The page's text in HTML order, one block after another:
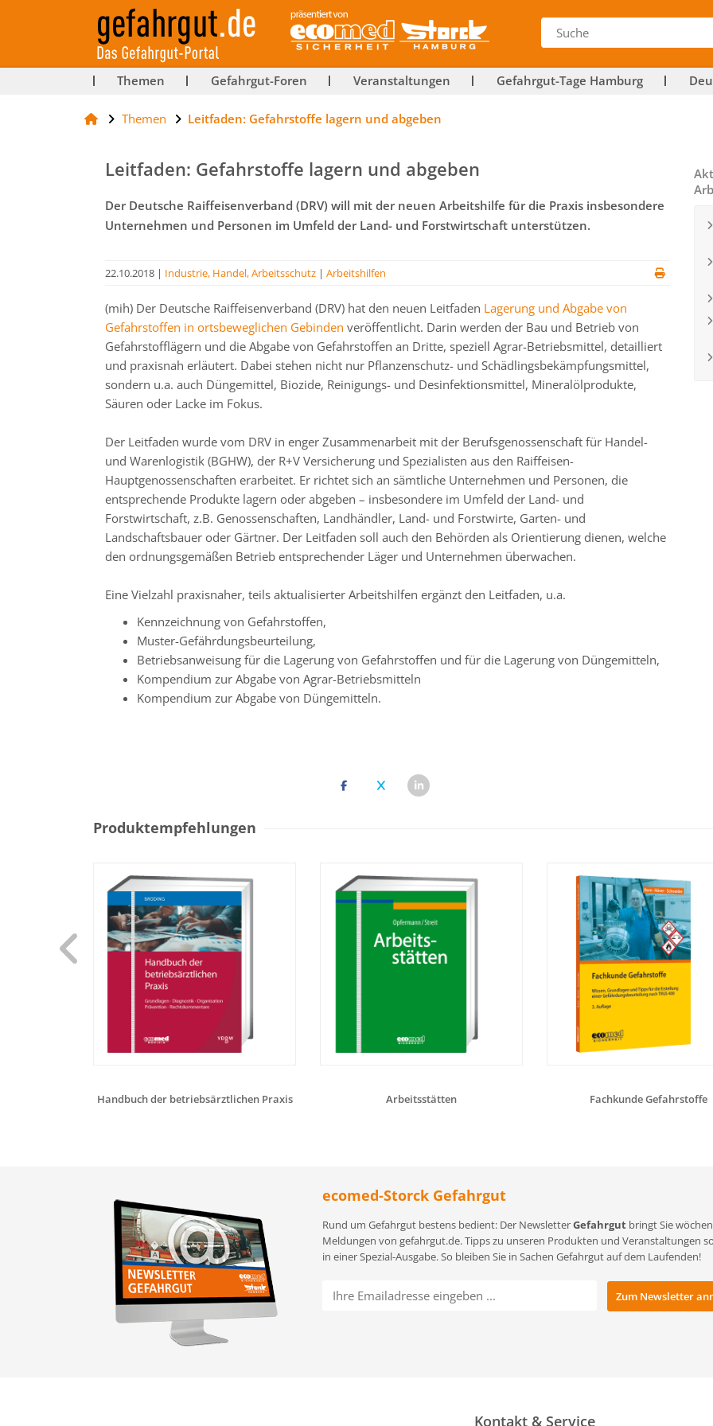
Themen Gefahrgut-Foren Veranstaltungen Gefahrgut-Tage Hamburg
Themen Leitfaden: Gefahrstoffe lagern und abgeben
Leitfaden: Gefahrstoffe lagern und abgeben
Der Deutsche Raiffeisenverband (DRV) will mit der neuen Arbeitshilfe für die Praxis insbesondere
Unternehmen und Personen im Umfeld der Land- und Forstwirtschaft unterstützen.
22.10.2018 | Industrie, Handel, Arbeitsschutz | Arbeitshilfen
(mih) Der Deutsche Raiffeisenverband (DRV) hat den neuen Leitfaden Lagerung und Abgabe von
Gefahrstoffen in ortsbeweglichen Gebinden veröffentlicht. Darin werden der Bau und Betrieb von
Gefahrstofflägern und die Abgabe von Gefahrstoffen an Dritte, speziell Agrar-Betriebsmittel, detailliert
und praxisnah erläutert. Dabei stehen nicht nur Pflanzenschutz- und Schädlingsbekämpfungsmittel,
sondern u.a. auch Düngemittel, Biozide, Reinigungs- und Desinfektionsmittel, Mineralölprodukte,
Säuren oder Lacke im Fokus.
Der Leitfaden wurde vom DRV in enger Zusammenarbeit mit der Berufsgenossenschaft für Handel-
und Warenlogistik (BGHW), der R+V Versicherung und Spezialisten aus den Raiffeisen-
Hauptgenossenschaften erarbeitet. Er richtet sich an sämtliche Unternehmen und Personen, die
entsprechende Produkte lagern oder abgeben – insbesondere im Umfeld der Land- und
Forstwirtschaft, z.B. Genossenschaften, Landhändler, Land- und Forstwirte, Garten- und
Landschaftsbauer oder Gärtner. Der Leitfaden soll auch den Behörden als Orientierung dienen, welche
den ordnungsgemäßen Betrieb entsprechender Läger und Unternehmen überwachen.
Eine Vielzahl praxisnaher, teils aktualisierter Arbeitshilfen ergänzt den Leitfaden, u.a.
Kennzeichnung von Gefahrstoffen,
Muster-Gefährdungsbeurteilung,
Betriebsanweisung für die Lagerung von Gefahrstoffen und für die Lagerung von Düngemitteln,
Kompendium zur Abgabe von Agrar-Betriebsmitteln
Kompendium zur Abgabe von Düngemitteln.
Produktempfehlungen
Handbuch der betriebsärztlichen Praxis Arbeitsstätten Fachkunde Gefahrstoffe
ecomed-Storck Gefahrgut
Rund um Gefahrgut bestens bedient: Der NewsletterGefahrgut bringt Sie
Meldungen von gefahrgut.de. Tipps zu unseren Produkten und Veranstaltungen
in einer Spezial-Ausgabe. So bleiben Sie in Sachen Gefahrgut auf dem Laufenden!
Kontakt & Service